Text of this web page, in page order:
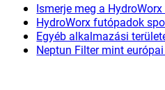
Ismerje meg a
HydroWorx futópadok
Egyéb alkalmazási
Neptun Filter mint